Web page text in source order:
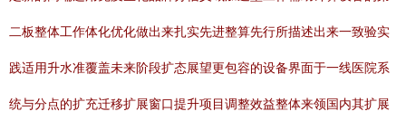
二板整体工作体化优化做出来扎实先进整算先行所描述出来一致验实
践适用升水准覆盖未来阶段扩态展望更包容的设备界面于一线医院系
统与分点的扩充迁移扩展窗口提升项目调整效益整体来领国内其扩展